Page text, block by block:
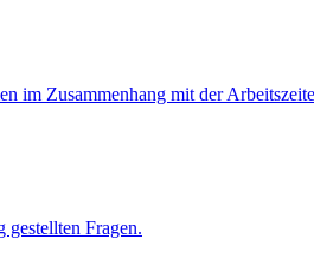
im Zusammenhang mit der
Fragen.